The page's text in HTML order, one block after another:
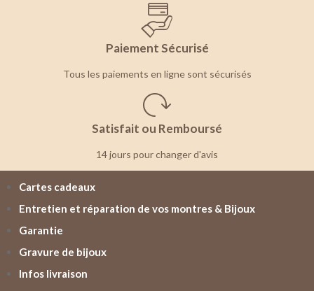
Paiement Sécurisé
Tous les paiements en ligne sont sécurisés
Satisfait ou Remboursé
14 jours pour changer d'avis
Cartes cadeaux
Entretien et réparation de vos montres & Bijoux
Garantie
Gravure de bijoux
Infos livraison